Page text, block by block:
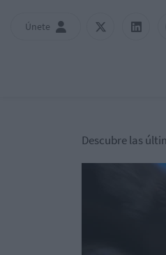
Únete
Descubre las